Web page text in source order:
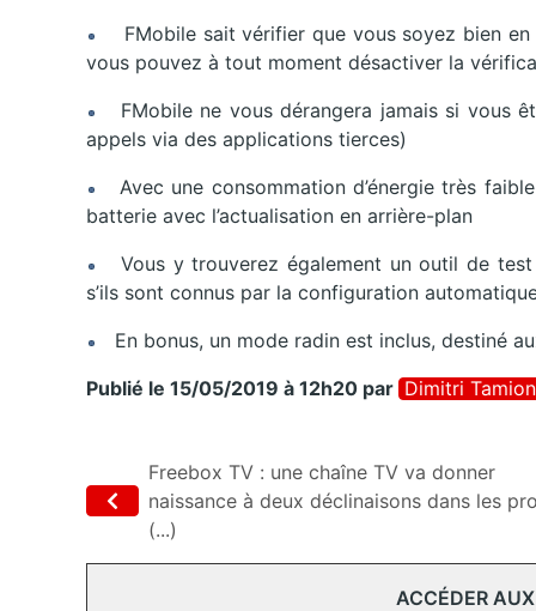
FMobile sait vérifier que vous soyez bien en
vous pouvez à tout moment désactiver la
FMobile ne vous dérangera jamais si vous
appels via des applications tierces)
Avec une consommation d’énergie très
batterie avec l’actualisation en arrière-plan
Vous y trouverez également un outil de
s’ils sont connus par la configuration
En bonus, un mode radin est inclus, destiné
Publié le 15/05/2019 à 12h20 par Dimitri Tamion
Freebox TV : une chaîne TV va donner
naissance à deux déclinaisons dans les
(...)
ACCÉDER